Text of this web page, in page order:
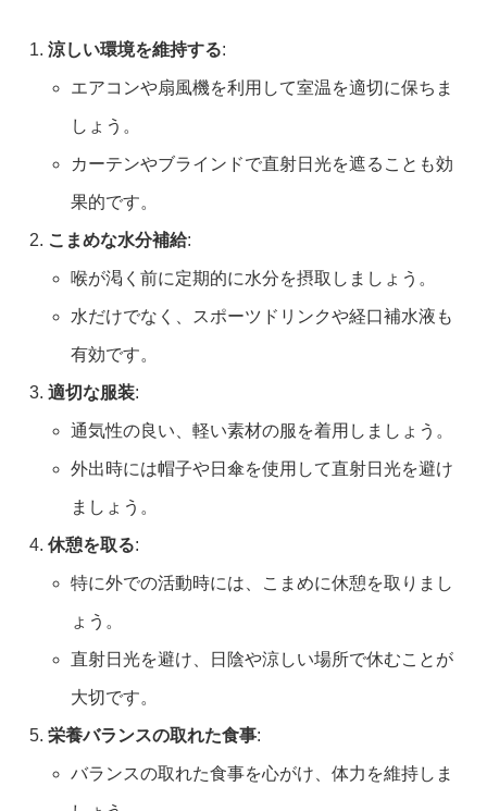
涼しい環境を維持する:
エアコンや扇風機を利用して室温を適切に保ちま
しょう。
カーテンやブラインドで直射日光を遮ることも効
果的です。
こまめな水分補給:
喉が渇く前に定期的に水分を摂取しましょう。
水だけでなく、スポーツドリンクや経口補水液も
有効です。
適切な服装:
通気性の良い、軽い素材の服を着用しましょう。
外出時には帽子や日傘を使用して直射日光を避け
ましょう。
休憩を取る:
特に外での活動時には、こまめに休憩を取りまし
ょう。
直射日光を避け、日陰や涼しい場所で休むことが
大切です。
栄養バランスの取れた食事:
バランスの取れた食事を心がけ、体力を維持しま